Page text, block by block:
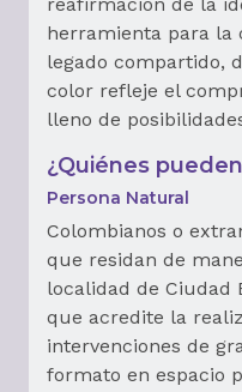
herramienta para la
legado compartido,
color refleje el
lleno de
¿Quiénes
Persona Natural
Colombianos o
que residan de
localidad de Ciudad
que acredite la
intervenciones de
formato en espacio